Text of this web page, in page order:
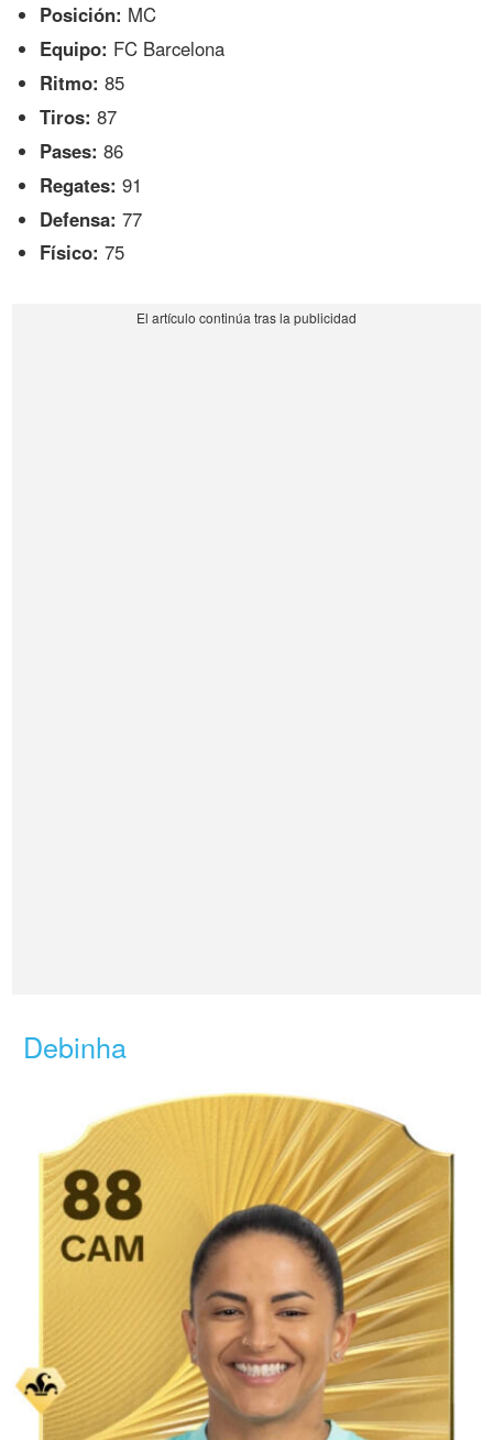
Posición: MC
Equipo: FC Barcelona
Ritmo: 85
Tiros: 87
Pases: 86
Regates: 91
Defensa: 77
Físico: 75
Debinha